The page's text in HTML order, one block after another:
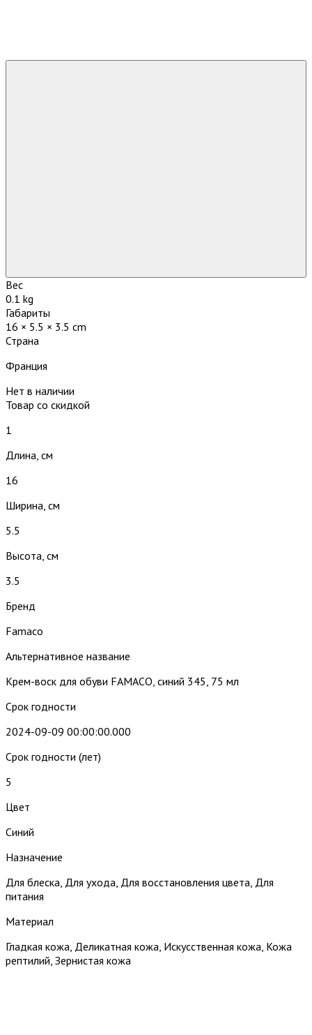
Вес
0.1 kg
Габариты
16 × 5.5 × 3.5 cm
Страна
Франция
Нет в наличии
Товар со скидкой
1
Длина, см
16
Ширина, см
5.5
Высота, см
3.5
Бренд
Famaco
Альтернативное название
Крем-воск для обуви FAMACO, синий 345, 75 мл
Срок годности
2024-09-09 00:00:00.000
Срок годности (лет)
5
Цвет
Синий
Назначение
Для блеска, Для ухода, Для восстановления цвета, Для
питания
Материал
Гладкая кожа, Деликатная кожа, Искусственная кожа, Кожа
рептилий, Зернистая кожа